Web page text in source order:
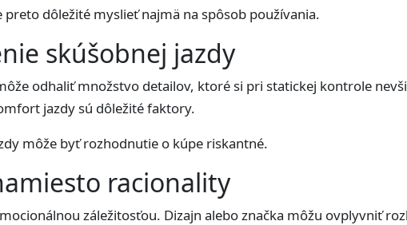
preto dôležité myslieť najmä na spôsob používania.
skúšobnej jazdy
odhaliť množstvo detailov, ktoré si pri statickej kontrole
jazdy sú dôležité faktory.
môže byť rozhodnutie o kúpe riskantné.
racionality
záležitosťou. Dizajn alebo značka môžu ovplyvniť